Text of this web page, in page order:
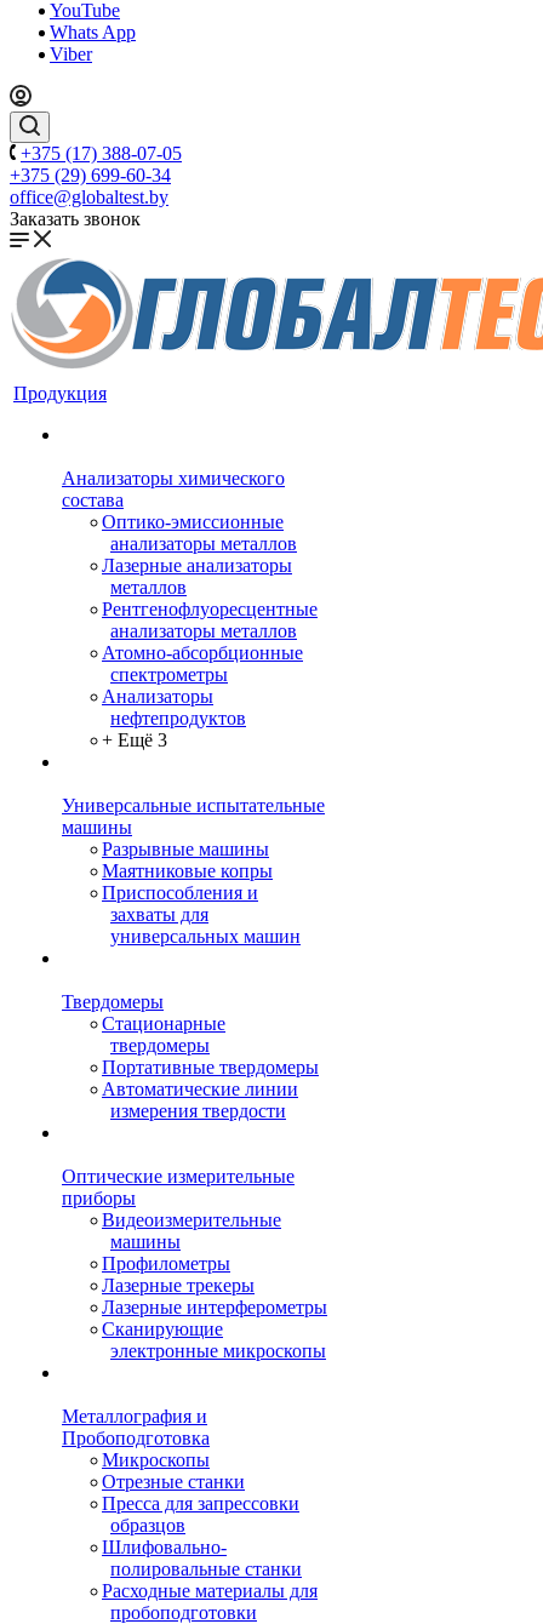
YouTube
Whats App
Viber
+375 (17) 388-07-05
+375 (29) 699-60-34
office@globaltest.by
Заказать звонок
Продукция
Анализаторы химического
состава
Оптико-эмиссионные
анализаторы металлов
Лазерные анализаторы
металлов
Рентгенофлуоресцентные
анализаторы металлов
Атомно-абсорбционные
спектрометры
Анализаторы
нефтепродуктов
+ Ещё 3
Универсальные испытательные
машины
Разрывные машины
Маятниковые копры
Приспособления и
захваты для
универсальных машин
Твердомеры
Стационарные
твердомеры
Портативные твердомеры
Автоматические линии
измерения твердости
Оптические измерительные
приборы
Видеоизмерительные
машины
Профилометры
Лазерные трекеры
Лазерные интерферометры
Сканирующие
электронные микроскопы
Металлография и
Пробоподготовка
Микроскопы
Отрезные станки
Пресса для запрессовки
образцов
Шлифовально-
полировальные станки
Расходные материалы для
пробоподготовки